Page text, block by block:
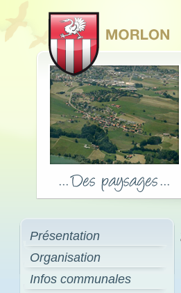
Présentation
Organisation
Infos communales